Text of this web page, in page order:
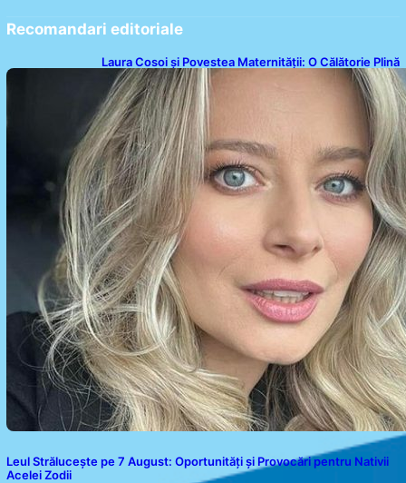
Recomandari editoriale
Laura Cosoi și Povestea Maternității: O Călătorie Plină
de Dragoste și Provocări
Leul Strălucește pe 7 August: Oportunități și Provocări pentru Nativii
Acelei Zodii